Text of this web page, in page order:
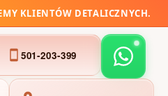
KLIENTÓW DETALICZNYCH.
501-203-399